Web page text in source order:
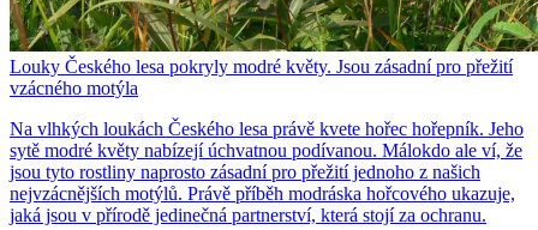
Louky Českého lesa pokryly modré květy. Jsou zásadní pro přežití
vzácného motýla
Na vlhkých loukách Českého lesa právě kvete hořec hořepník. Jeho
sytě modré květy nabízejí úchvatnou podívanou. Málokdo ale ví, že
jsou tyto rostliny naprosto zásadní pro přežití jednoho z našich
nejvzácnějších motýlů. Právě příběh modráska hořcového ukazuje,
jaká jsou v přírodě jedinečná partnerství, která stojí za ochranu.